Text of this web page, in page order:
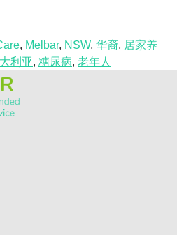
, Melbar, NSW, 华裔, 居家养
利亚, 糖尿病, 老年人